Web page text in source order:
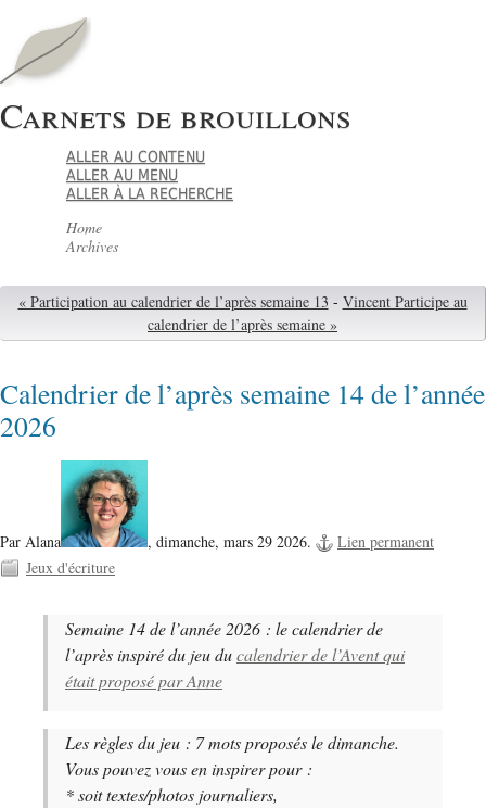
Carnets de brouillons
ALLER AU CONTENU
ALLER AU MENU
ALLER À LA RECHERCHE
Home
Archives
« Participation au calendrier de l’après semaine 13 - Vincent Participe au
calendrier de l’après semaine »
Calendrier de l’après semaine 14 de l’année
2026
Par Alana , dimanche, mars 29 2026.
Lien permanent
Jeux d'écriture
Semaine 14 de l’année 2026 : le calendrier de
l’après inspiré du jeu ducalendrier de l’Avent qui
était proposé par Anne
Les règles du jeu : 7 mots proposés le dimanche.
Vous pouvez vous en inspirer pour :
* soit textes/photos journaliers,